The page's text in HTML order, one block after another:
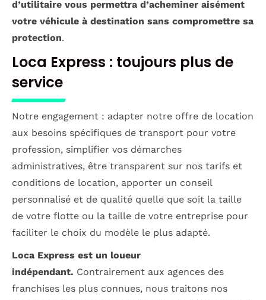
d’utilitaire vous permettra d’acheminer aisément
votre véhicule à destination sans compromettre sa
protection.
Loca Express : toujours plus de
service
Notre engagement : adapter notre offre de location
aux besoins spécifiques de transport pour votre
profession, simplifier vos démarches
administratives, être transparent sur nos tarifs et
conditions de location, apporter un conseil
personnalisé et de qualité quelle que soit la taille
de votre flotte ou la taille de votre entreprise pour
faciliter le choix du modèle le plus adapté.
Loca Express est un loueur
indépendant. Contrairement aux agences des
franchises les plus connues, nous traitons nos